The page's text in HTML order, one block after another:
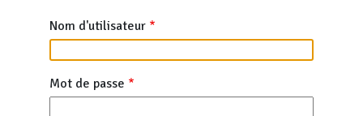
Nom d'utilisateur
Mot de passe